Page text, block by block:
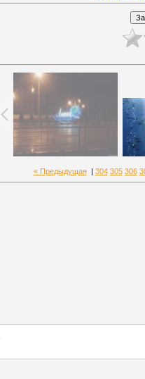
« Предыдущая| 304 305 306